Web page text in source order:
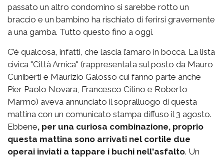
passato un altro condomino si sarebbe rotto un
braccio e un bambino ha rischiato di ferirsi gravemente
a una gamba. Tutto questo fino a oggi.
C’è qualcosa, infatti, che lascia l’amaro in bocca. La lista
civica "Città Amica" (rappresentata sul posto da Mauro
Cuniberti e Maurizio Galosso cui fanno parte anche
Pier Paolo Novara, Francesco Citino e Roberto
Marmo) aveva annunciato il sopralluogo di questa
mattina con un comunicato stampa diffuso il 3 agosto.
Ebbene, per una curiosa combinazione, proprio
questa mattina sono arrivati nel cortile due
operai inviati a tappare i buchi nell'asfalto. Un